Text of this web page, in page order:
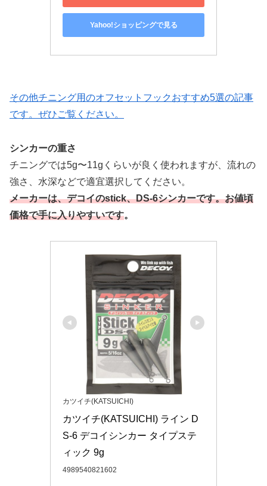
Yahoo!ショッピングで見る
その他チニング用のオフセットフックおすすめ5選の記事
です。ぜひご覧ください。
シンカーの重さ
チニングでは5g〜11gくらいが良く使われますが、流れの
強さ、水深などで適宜選択してください。
メーカーは、デコイのstick、DS-6シンカーです。お値頃
価格で手に入りやすいです。
カツイチ(KATSUICHI)
カツイチ(KATSUICHI) ライン D
S-6 デコイシンカー タイプステ
ィック 9g
4989540821602